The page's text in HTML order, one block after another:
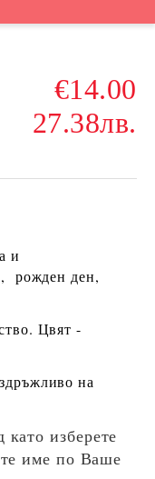
€14.00
27.38лв.
и
рожден ден,
Цвят -
на
изберете
име по Ваше